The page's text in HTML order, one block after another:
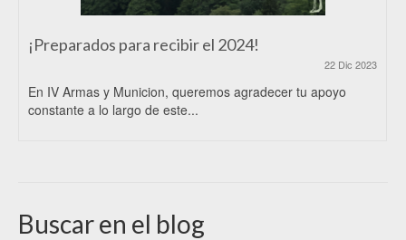
¡Preparados para recibir el 2024!
22 Dic 2023
En IV Armas y Municion, queremos agradecer tu apoyo
constante a lo largo de este...
Buscar en el blog